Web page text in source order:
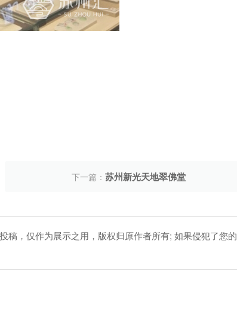
下一篇：苏州新光天地翠佛堂
稿，仅作为展示之用，版权归原作者所有; 如果侵犯了您的